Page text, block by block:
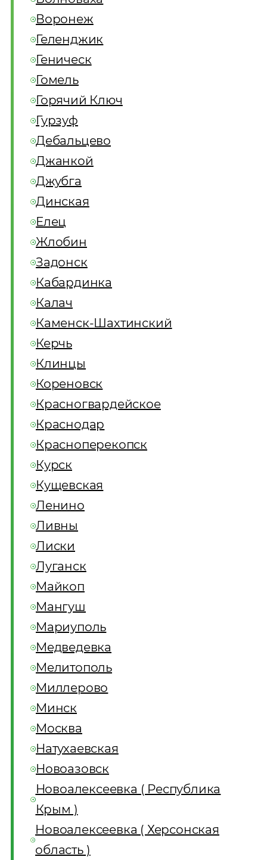
Воронеж
Геленджик
Геническ
Гомель
Горячий Ключ
Гурзуф
Дебальцево
Джанкой
Джубга
Динская
Елец
Жлобин
Задонск
Кабардинка
Калач
Каменск-Шахтинский
Керчь
Клинцы
Кореновск
Красногвардейское
Краснодар
Красноперекопск
Курск
Кущевская
Ленино
Ливны
Лиски
Луганск
Майкоп
Мангуш
Мариуполь
Медведевка
Мелитополь
Миллерово
Минск
Москва
Натухаевская
Новоазовск
Новоалексеевка ( Республика
Крым )
Новоалексеевка ( Херсонская
область )